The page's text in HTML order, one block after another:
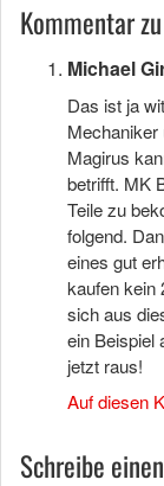
Kommentar
Michael
Das ist ja
Mechaniker
Magirus
betrifft. MK
Teile zu
folgend.
eines gut
kaufen kein
sich aus
ein Beispiel
jetzt raus!
Auf diesen
Schreibe